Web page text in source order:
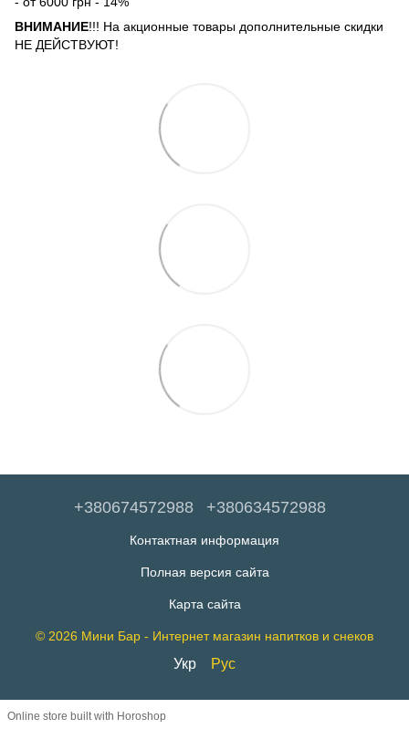
ВНИМАНИЕ!!! На акционные товары дополнительные скидки
НЕ ДЕЙСТВУЮТ!
+380674572988 +380634572988
Контактная информация
Полная версия сайта
Карта сайта
© 2026 Мини Бар - Интернет магазин напитков и снеков
Укр Рус
Online store built with Horoshop